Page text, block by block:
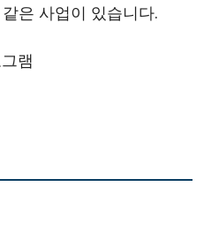
은 사업이 있습니다.
램